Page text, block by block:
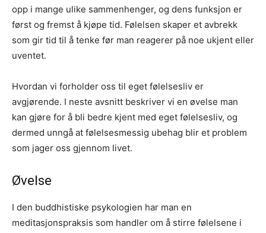
opp i mange ulike sammenhenger, og dens funksjon er
først og fremst å kjøpe tid. Følelsen skaper et avbrekk
som gir tid til å tenke før man reagerer på noe ukjent eller
uventet.
Hvordan vi forholder oss til eget følelsesliv er
avgjørende. I neste avsnitt beskriver vi en øvelse man
kan gjøre for å bli bedre kjent med eget følelsesliv, og
dermed unngå at følelsesmessig ubehag blir et problem
som jager oss gjennom livet.
Øvelse
I den buddhistiske psykologien har man en
meditasjonspraksis som handler om å stirre følelsene i